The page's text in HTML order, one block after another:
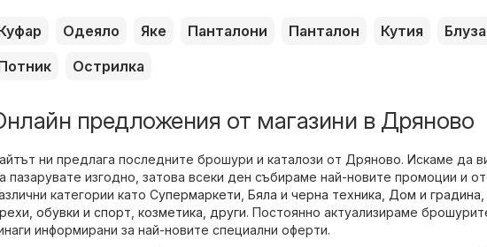
Одеяло Яке Панталони Панталон Кутия Блуза
Острилка
предложения от магазини в Дряново
ни предлага последните брошури и каталози от Дряново. Искаме да
пазарувате изгодно, затова всеки ден събираме най-новите промоции и
категории като Супермаркети, Бяла и черна техника, Дом и градина,
обувки и спорт, козметика, други. Постоянно актуализираме
информирани за най-новите специални оферти.